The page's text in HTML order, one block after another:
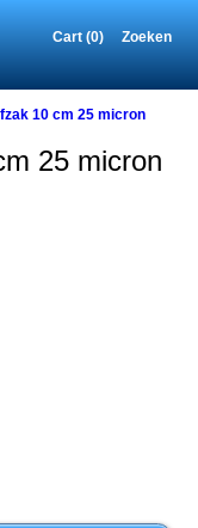
Cart (0) Zoeken
10 cm 25 micron
25 micron